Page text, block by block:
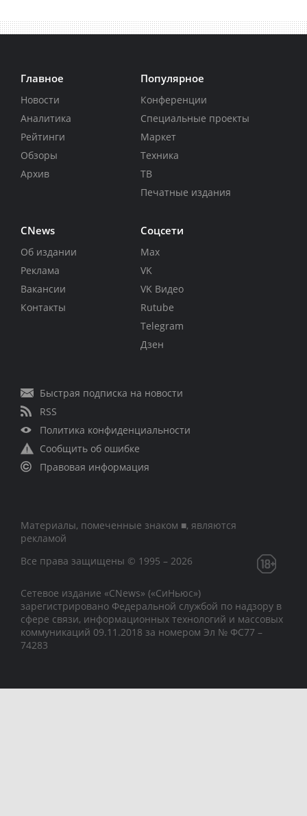
Главное
Новости
Аналитика
Рейтинги
Обзоры
Архив
Популярное
Конференции
Специальные проекты
Маркет
Техника
ТВ
Печатные издания
CNews
Об издании
Реклама
Вакансии
Контакты
Соцсети
Max
VK
VK Видео
Rutube
Telegram
Дзен
Быстрая подписка на новости
RSS
Политика конфиденциальности
Сообщить об ошибке
Правовая информация
Материалы, помеченные знаком ■, являются
рекламой
Все права защищены © 1995 – 2026
Сетевое издание «CNews» («СиНьюс»)
зарегистрировано Федеральной службой по надзору в
сфере связи, информационных технологий и массовых
коммуникаций 09.11.2018 за номером Эл № ФС77 –
74283